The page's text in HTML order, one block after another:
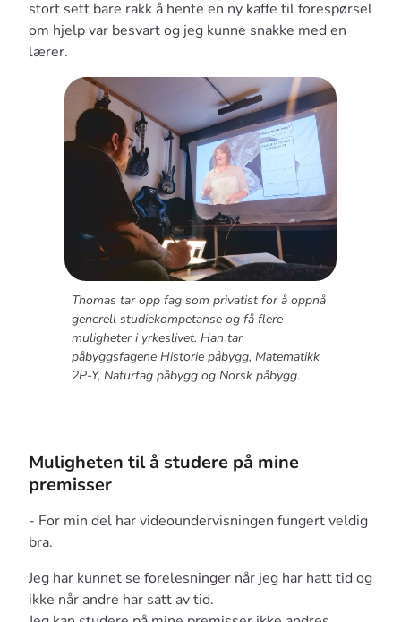
stort sett bare rakk å hente en ny kaffe til forespørsel
om hjelp var besvart og jeg kunne snakke med en
lærer.
Thomas tar opp fag som privatist for å oppnå
generell studiekompetanse og få flere
muligheter i yrkeslivet. Han tar
påbyggsfagene Historie påbygg, Matematikk
2P-Y, Naturfag påbygg og Norsk påbygg.
Muligheten til å studere på mine
premisser
- For min del har videoundervisningen fungert veldig
bra.
Jeg har kunnet se forelesninger når jeg har hatt tid og
ikke når andre har satt av tid.